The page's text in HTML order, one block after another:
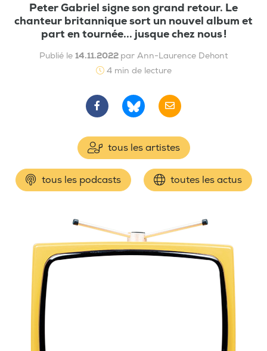
Peter Gabriel signe son grand retour. Le
chanteur britannique sort un nouvel album et
part en tournée... jusque chez nous !
Publié le 14.11.2022 par Ann-Laurence Dehont
4 min de lecture
tous les artistes
tous les podcasts toutes les actus